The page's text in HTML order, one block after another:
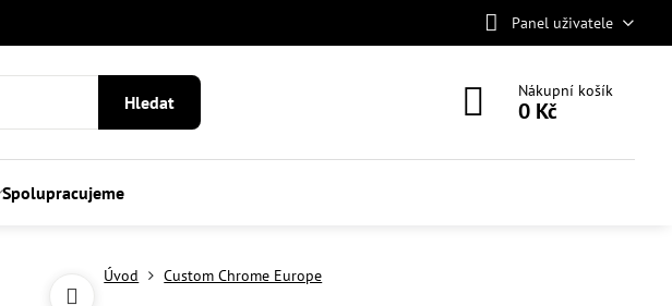
Panel uživatele
Hledat
Nákupní košík
0 Kč
Spolupracujeme
Úvod Custom Chrome Europe